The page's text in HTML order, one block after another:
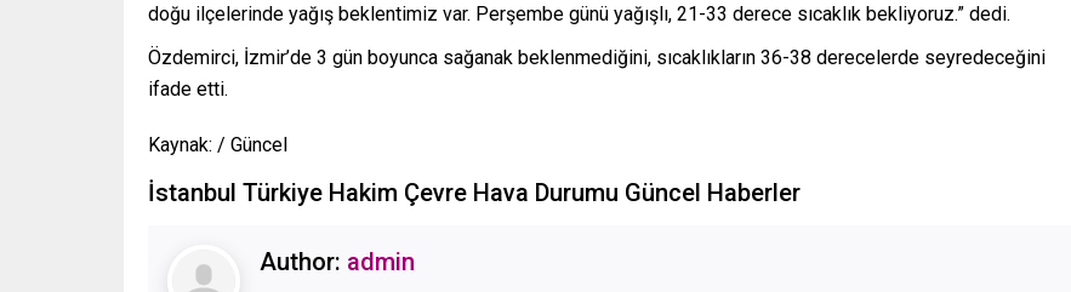
doğu ilçelerinde yağış beklentimiz var. Perşembe günü yağışlı, 21-33 derece sıcaklık bekliyoruz.” dedi.
Özdemirci, İzmir’de 3 gün boyunca sağanak beklenmediğini, sıcaklıkların 36-38 derecelerde seyredeceğini
ifade etti.
Kaynak: / Güncel
İstanbul Türkiye Hakim Çevre Hava Durumu Güncel Haberler
Author: admin